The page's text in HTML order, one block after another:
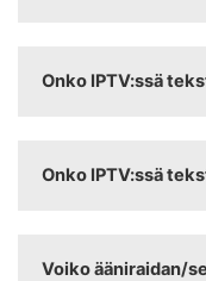
Onko IPTV:ssä
Onko IPTV:ssä
Voiko ääniraidan/